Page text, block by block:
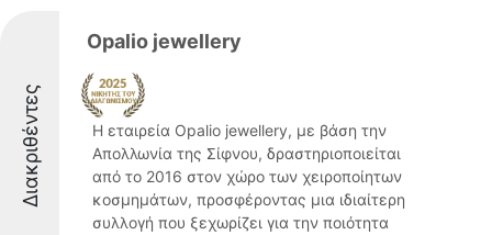
Διακριθέντες
Opalio jewellery
Η εταιρεία Opalio jewellery, με βάση την
Απολλωνία της Σίφνου, δραστηριοποιείται
από το 2016 στον χώρο των χειροποίητων
κοσμημάτων, προσφέροντας μια ιδιαίτερη
συλλογή που ξεχωρίζει για την ποιότητα